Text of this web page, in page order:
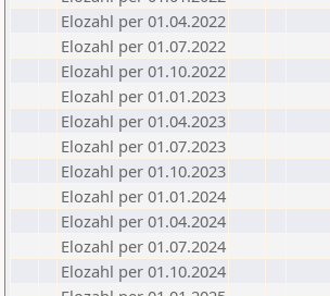
Elozahl per 01.04.2022
Elozahl per 01.07.2022
Elozahl per 01.10.2022
Elozahl per 01.01.2023
Elozahl per 01.04.2023
Elozahl per 01.07.2023
Elozahl per 01.10.2023
Elozahl per 01.01.2024
Elozahl per 01.04.2024
Elozahl per 01.07.2024
Elozahl per 01.10.2024